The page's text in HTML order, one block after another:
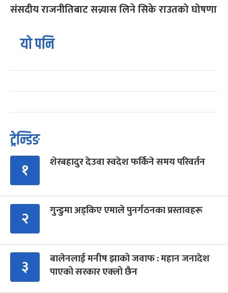
संसदीय राजनीतिबाट सन्न्यास लिने सिके राउतको घोषणा
यो पनि
ट्रेन्डिङ
१ शेरबहादुर देउवा स्वदेश फर्किने समय परिवर्तन
२ गुन्डुमा अड्किए एमाले पुनर्गठनका प्रस्तावहरू
३
बालेनलाई मनीष झाको जवाफ : महान जनादेश
पाएको सरकार एक्लो छैन